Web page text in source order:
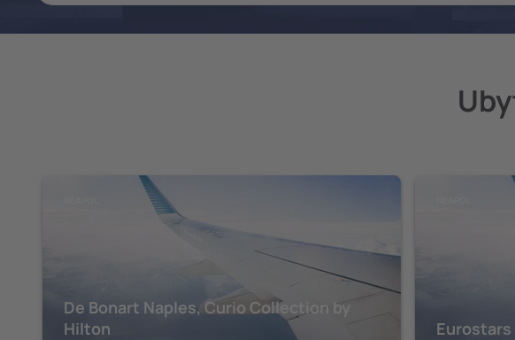
De Bonart Naples, Curio Collection by
Hilton